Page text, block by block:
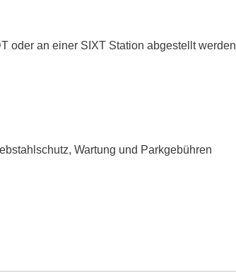
oder an einer SIXT Station abgestellt werden
Wartung und Parkgebühren